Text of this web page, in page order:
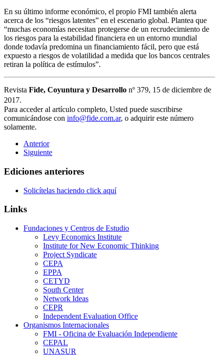
En su último informe económico, el propio FMI también alerta
acerca de los “riesgos latentes” en el escenario global. Plantea que
“muchas economías necesitan protegerse de un recrudecimiento de
los riesgos para la estabilidad financiera en un entorno mundial
donde todavía predomina un financiamiento fácil, pero que está
expuesto a riesgos de volatilidad a medida que los bancos centrales
retiran la política de estímulos”.
Revista Fide, Coyuntura y Desarrollo nº 379, 15 de diciembre de
2017.
Para acceder al artículo completo, Usted puede suscribirse
comunicándose con info@fide.com.ar, o adquirir este número
solamente.
Anterior
Siguiente
Ediciones anteriores
Solicítelas haciendo click aquí
Links
Fundaciones y Centros de Estudio
Levy Economics Institute
Institute for New Economic Thinking
Project Syndicate
CEPA
EPPA
CETYD
South Center
Network Ideas
CEPR
Independent Evaluation Office
Organismos Internacionales
FMI - Oficina de Evaluación Independiente
CEPAL
UNASUR